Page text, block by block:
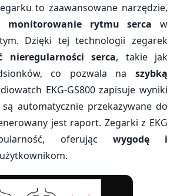
to zaawansowane narzędzie,
monitorowanie rytmu serca w
Dzięki tej technologii zegarek
nieregularności serca, takie jak
co pozwala na szybką
EKG-GS800 zapisuje wyniki
automatycznie przekazywane do
jest raport. Zegarki z EKG
oferując wygodę i
użytkownikom.